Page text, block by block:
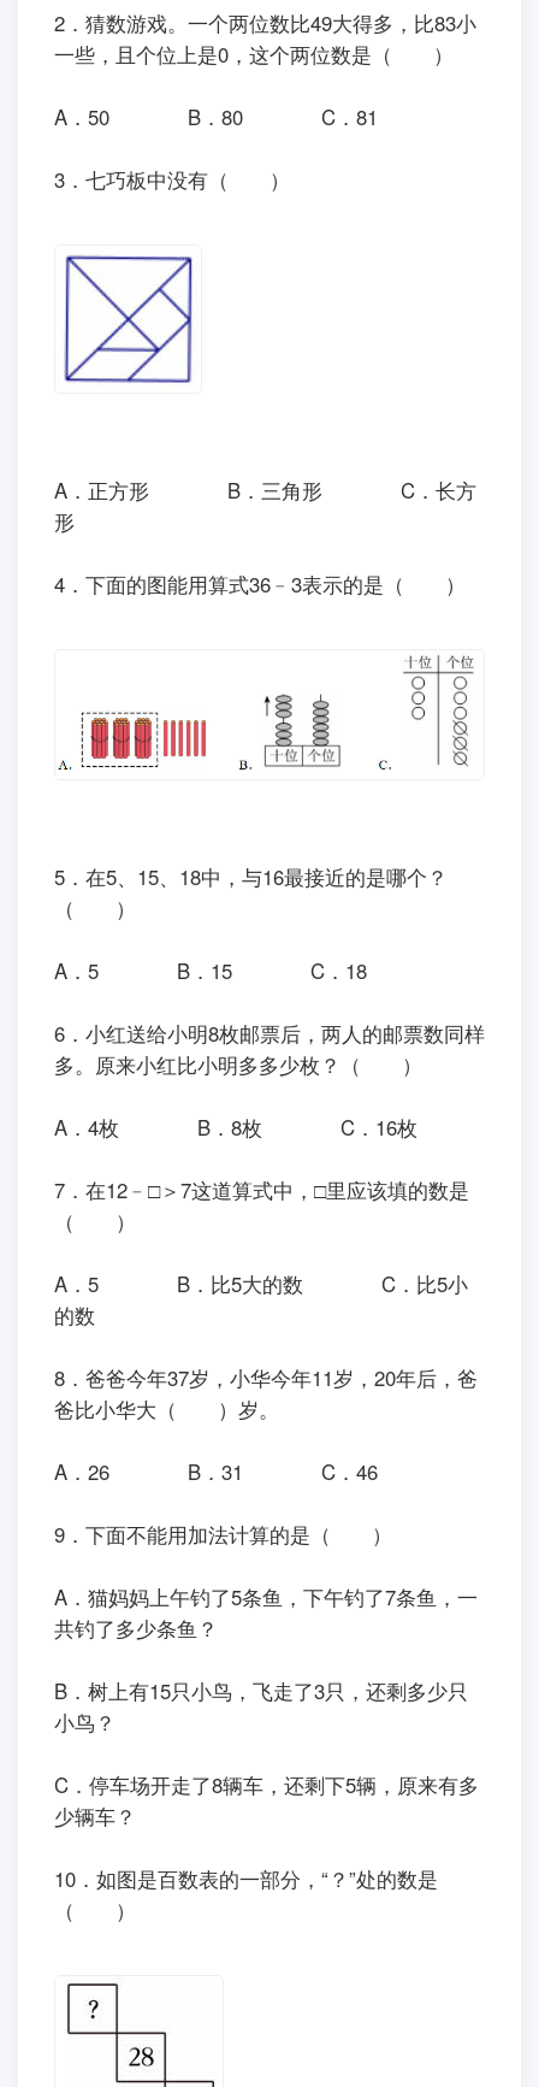
2．猜数游戏。一个两位数比49大得多，比83小
一些，且个位上是0，这个两位数是（ ）
A．50 B．80 C．81
3．七巧板中没有（ ）
A．正方形 B．三角形
C．长方
形
4．下面的图能用算式36﹣3表示的是（ ）
5．在5、15、18中，与16最接近的是哪个？
（ ）
A．5 B．15 C．18
6．小红送给小明8枚邮票后，两人的邮票数同样
多。原来小红比小明多多少枚？（ ）
A．4枚 B．8枚 C．16枚
7．在12﹣□＞7这道算式中，□里应该填的数是
（ ）
A．5 B．比5大的数
C．比5小
的数
8．爸爸今年37岁，小华今年11岁，20年后，爸
爸比小华大（ ）岁。
A．26 B．31 C．46
9．下面不能用加法计算的是（ ）
A．猫妈妈上午钓了5条鱼，下午钓了7条鱼，一
共钓了多少条鱼？
B．树上有15只小鸟，飞走了3只，还剩多少只
小鸟？
C．停车场开走了8辆车，还剩下5辆，原来有多
少辆车？
10．如图是百数表的一部分，“？”处的数是
（ ）